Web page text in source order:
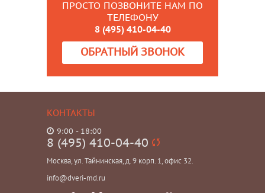
ПРОСТО ПОЗВОНИТЕ НАМ ПО
ТЕЛЕФОНУ
8 (495) 410-04-40
ОБРАТНЫЙ ЗВОНОК
КОНТАКТЫ
9:00 - 18:00
8 (495) 410-04-40
Москва, ул. Тайнинская, д. 9 корп. 1, офис 32.
info@dveri-md.ru